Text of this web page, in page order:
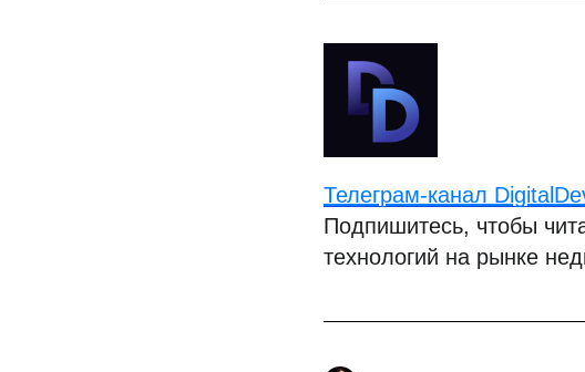
Телеграм-канал
Подпишитесь, чтобы
технологий на рынке